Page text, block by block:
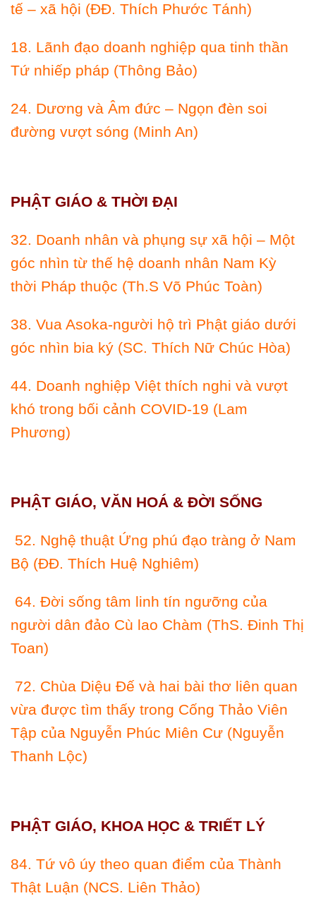
tế – xã hội (ÐÐ. Thích Phước Tánh)
18. Lãnh đạo doanh nghiệp qua tinh thần
Tứ nhiếp pháp (Thông Bảo)
24. Dương và Âm đức – Ngọn đèn soi
đường vượt sóng (Minh An)
PHẬT GIÁO & THỜI ÐẠI
32. Doanh nhân và phụng sự xã hội – Một
góc nhìn từ thế hệ doanh nhân Nam Kỳ
thời Pháp thuộc (Th.S Võ Phúc Toàn)
38. Vua Asoka-người hộ trì Phật giáo dưới
góc nhìn bia ký (SC. Thích Nữ Chúc Hòa)
44. Doanh nghiệp Việt thích nghi và vượt
khó trong bối cảnh COVID-19 (Lam
Phương)
PHẬT GIÁO, VĂN HOÁ & ÐỜI SỐNG
52. Nghệ thuật Ứng phú đạo tràng ở Nam
Bộ (ÐÐ. Thích Huệ Nghiêm)
64. Ðời sống tâm linh tín ngưỡng của
người dân đảo Cù lao Chàm (ThS. Ðinh Thị
Toan)
72. Chùa Diệu Ðế và hai bài thơ liên quan
vừa được tìm thấy trong Cống Thảo Viên
Tập của Nguyễn Phúc Miên Cư (Nguyễn
Thanh Lộc)
PHẬT GIÁO, KHOA HỌC & TRIẾT LÝ
84. Tứ vô úy theo quan điểm của Thành
Thật Luận (NCS. Liên Thảo)